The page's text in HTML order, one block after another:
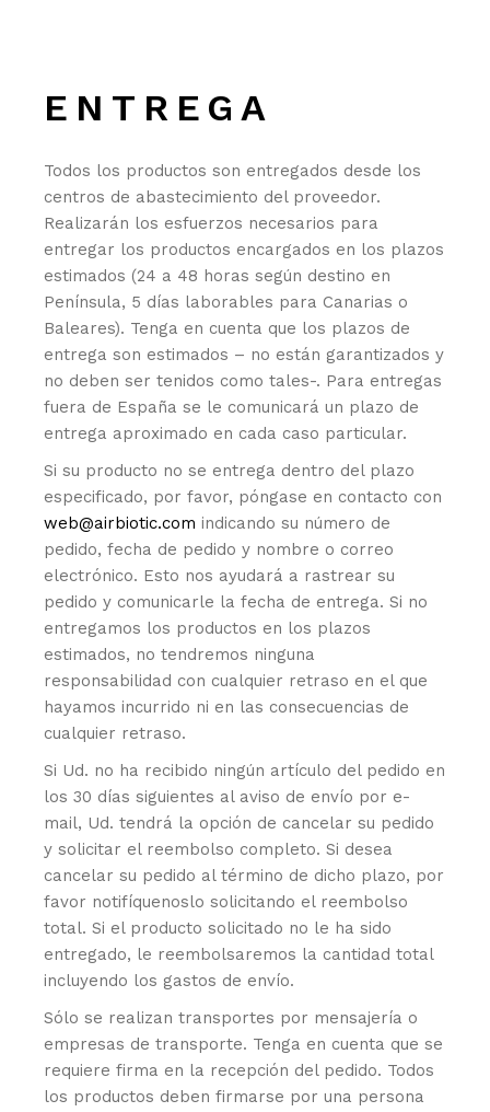
ENTREGA
Todos los productos son entregados desde los
centros de abastecimiento del proveedor.
Realizarán los esfuerzos necesarios para
entregar los productos encargados en los plazos
estimados (24 a 48 horas según destino en
Península, 5 días laborables para Canarias o
Baleares). Tenga en cuenta que los plazos de
entrega son estimados – no están garantizados y
no deben ser tenidos como tales-. Para entregas
fuera de España se le comunicará un plazo de
entrega aproximado en cada caso particular.
Si su producto no se entrega dentro del plazo
especificado, por favor, póngase en contacto con
web@airbiotic.com indicando su número de
pedido, fecha de pedido y nombre o correo
electrónico. Esto nos ayudará a rastrear su
pedido y comunicarle la fecha de entrega. Si no
entregamos los productos en los plazos
estimados, no tendremos ninguna
responsabilidad con cualquier retraso en el que
hayamos incurrido ni en las consecuencias de
cualquier retraso.
Si Ud. no ha recibido ningún artículo del pedido en
los 30 días siguientes al aviso de envío por e-
mail, Ud. tendrá la opción de cancelar su pedido
y solicitar el reembolso completo. Si desea
cancelar su pedido al término de dicho plazo, por
favor notifíquenoslo solicitando el reembolso
total. Si el producto solicitado no le ha sido
entregado, le reembolsaremos la cantidad total
incluyendo los gastos de envío.
Sólo se realizan transportes por mensajería o
empresas de transporte. Tenga en cuenta que se
requiere firma en la recepción del pedido. Todos
los productos deben firmarse por una persona